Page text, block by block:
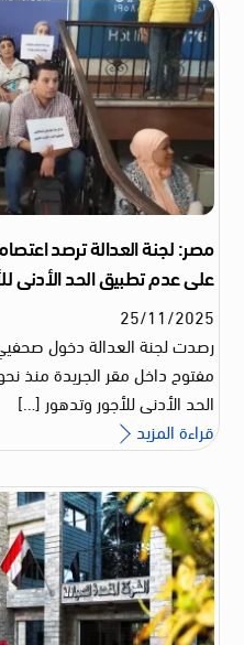
مصر: لجنة العدالة ترصد
على عدم تطبيق الحد الأدنى
25/11/2025
رصدت لجنة العدالة دخول صحفيي
مفتوح داخل مقر الجريدة منذ
الحد الأدنى للأجور وتدهور […]
قراءة المزيد